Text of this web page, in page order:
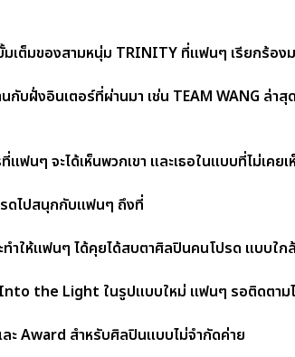
เต็มของสามหนุ่ม TRINITY ที่แฟนๆ เรียกร้อง
บฝั่งอินเตอร์ที่ผ่านมา เช่น TEAM WANG ล่าสุ
นๆ จะได้เห็นพวกเขา และเธอในแบบที่ไม่เคยเ
ดไปสนุกกับแฟนๆ ถึงที่
ำให้แฟนๆ ได้คุยได้สบตาศิลปินคนโปรด แบบใก
the Light ในรูปแบบใหม่ แฟนๆ รอติดตาม
ะ Award สำหรับศิลปินแบบไม่จำกัดค่าย